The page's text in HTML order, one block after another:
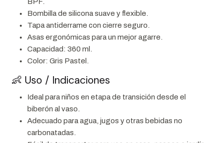
Bombilla de silicona suave y flexible.
Tapa antiderrame con cierre seguro.
Asas ergonómicas para un mejor agarre.
Capacidad: 360 ml.
Color: Gris Pastel.
👶 Uso / Indicaciones
Ideal para niños en etapa de transición desde el
biberón al vaso.
Adecuado para agua, jugos y otras bebidas no
carbonatadas.